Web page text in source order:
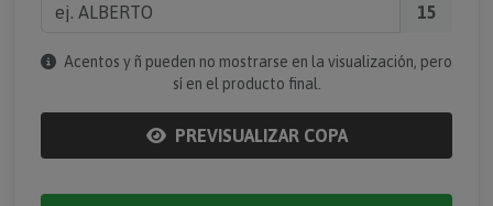
15
Acentos y ñ pueden no mostrarse en la visualización, pero
sí en el producto final.
PREVISUALIZAR COPA